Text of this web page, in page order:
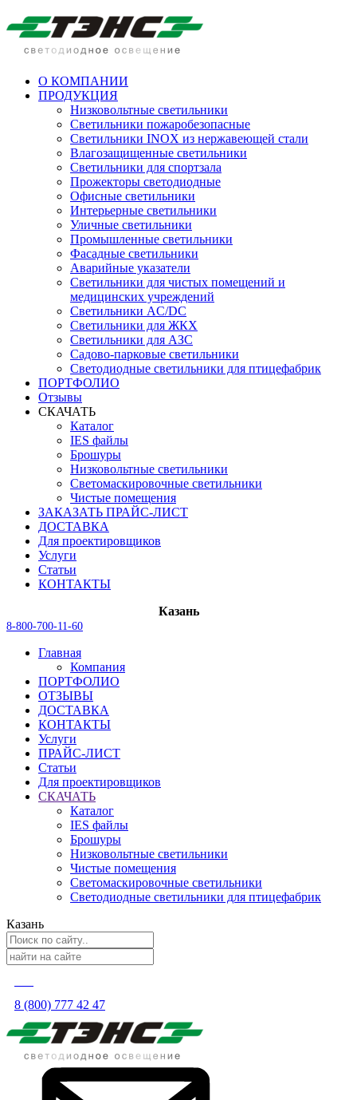
О КОМПАНИИ
ПРОДУКЦИЯ
Низковольтные светильники
Cветильники пожаробезопасные
Светильники INOX из нержавеющей стали
Влагозащищенные светильники
Светильники для спортзала
Прожекторы светодиодные
Офисные светильники
Интерьерные светильники
Уличные светильники
Промышленные светильники
Фасадные светильники
Аварийные указатели
Светильники для чистых помещений и
медицинских учреждений
Светильники AC/DC
Светильники для ЖКХ
Светильники для АЗС
Садово-парковые светильники
Светодиодные светильники для птицефабрик
ПОРТФОЛИО
Отзывы
СКАЧАТЬ
Каталог
IES файлы
Брошуры
Низковольтные светильники
Светомаскировочные светильники
Чистые помещения
ЗАКАЗАТЬ ПРАЙС-ЛИСТ
ДОСТАВКА
Для проектировщиков
Услуги
Статьи
КОНТАКТЫ
Казань
8-800-700-11-60
Главная
Компания
ПОРТФОЛИО
ОТЗЫВЫ
ДОСТАВКА
КОНТАКТЫ
Услуги
ПРАЙС-ЛИСТ
Статьи
Для проектировщиков
СКАЧАТЬ
Каталог
IES файлы
Брошуры
Низковольтные светильники
Чистые помещения
Светомаскировочные светильники
Светодиодные светильники для птицефабрик
Казань
8 (800) 777 42 47